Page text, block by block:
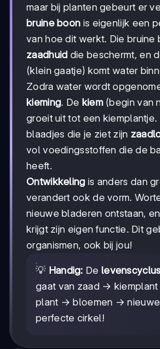
maar bij planten gebeurt er
bruine boon is eigenlijk een
van hoe dit werkt. Die bruine
zaadhuid die beschermt, en
(klein gaatje) komt water
Zodra water wordt
kieming. De kiem(begin van
groeit uit tot een kiemplantje.
blaadjes die je ziet zijn
vol voedingsstoffen die de
heeft.
Ontwikkeling is anders dan
verandert ook de vorm.
nieuwe bladeren ontstaan,
krijgt zijn eigen functie. Dit
organismen, ook bij jou!
💡 Handig: De levenscyclus
gaat van zaad →
plant → bloemen → nieuwe
perfecte cirkel!